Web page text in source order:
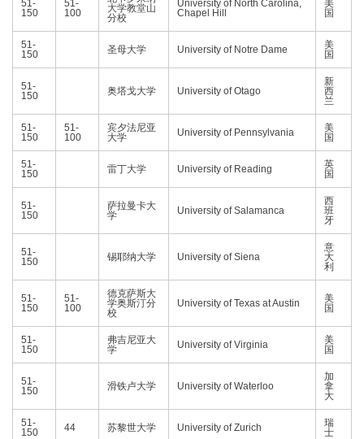
51-
150
51-
100
大学教堂山
分校
University of North Carolina,
Chapel Hill
美
国
51-
150
圣母大学 University of Notre Dame
美
国
51-
150
奥塔戈大学 University of Otago
新
西
兰
51-
150
51-
100
宾夕法尼亚
大学
University of Pennsylvania
美
国
51-
150
雷丁大学 University of Reading
英
国
51-
150
萨拉曼卡大
学
University of Salamanca
西
班
牙
51-
150
锡耶纳大学 University of Siena
意
大
利
51-
150
51-
100
德克萨斯大
学奥斯汀分
校
University of Texas at Austin
美
国
51-
150
弗吉尼亚大
学
University of Virginia
美
国
51-
150
滑铁卢大学 University of Waterloo
加
拿
大
51-
150
44 苏黎世大学 University of Zurich
瑞
士